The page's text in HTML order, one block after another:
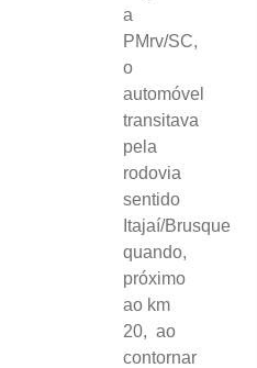
a
PMrv/SC,
o
automóvel
transitava
pela
rodovia
sentido
Itajaí/Brusque
quando,
próximo
ao km
20, ao
contornar